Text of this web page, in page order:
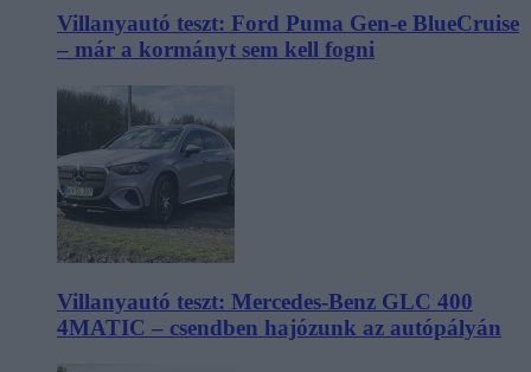
Villanyautó teszt: Ford Puma Gen-e BlueCruise
– már a kormányt sem kell fogni
Villanyautó teszt: Mercedes-Benz GLC 400
4MATIC – csendben hajózunk az autópályán